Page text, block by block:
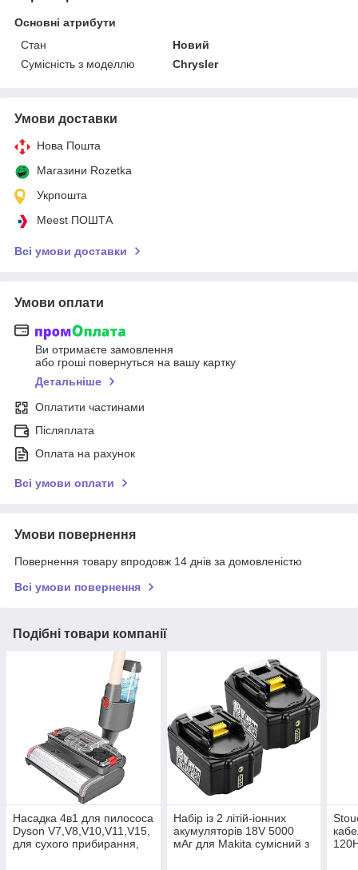
Основні атрибути
Стан
Новий
Сумісність з моделлю
Chrysler
Умови доставки
Нова Пошта
Магазини Rozetka
Укрпошта
Meest ПОШТА
Всі умови доставки
Умови оплати
Ви отримаєте замовлення
або гроші повернуться на вашу картку
Детальніше
Оплатити частинами
Післяплата
Оплата на рахунок
Всі умови оплати
Умови повернення
Повернення товару впродовж 14 днів за домовленістю
Всі умови повернення
Подібні товари компанії
Насадка 4в1 для пилососа
Dyson V7,V8,V10,V11,V15,
для сухого прибирання,
Набір із 2 літій-іонних
акумуляторів 18V 5000
мАг для Makita сумісний з